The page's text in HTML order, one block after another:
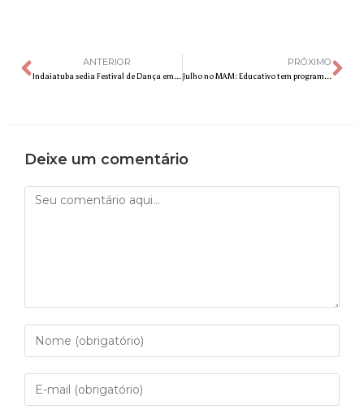
ANTERIOR
Indaiatuba sedia Festival de Dança em julho
PRÓXIMO
Julho no MAM: Educativo tem programação voltada às férias escolares com oficinas artísticas e atividade em sinergia com a exposição Elementar
Deixe um comentário